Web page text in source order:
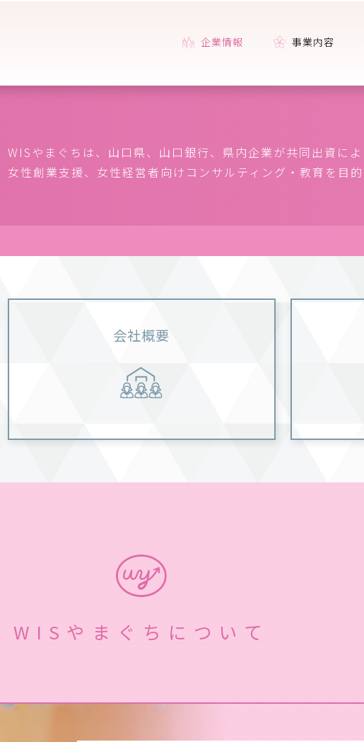
企業情報 事業内容
WISやまぐちは、山口県、山口銀行、県内企業が共同出資によ
女性創業支援、女性経営者向けコンサルティング・教育を目的
会社概要
WISやまぐちについて